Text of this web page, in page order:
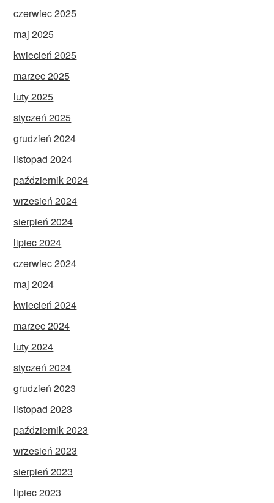
czerwiec 2025
maj 2025
kwiecień 2025
marzec 2025
luty 2025
styczeń 2025
grudzień 2024
listopad 2024
październik 2024
wrzesień 2024
sierpień 2024
lipiec 2024
czerwiec 2024
maj 2024
kwiecień 2024
marzec 2024
luty 2024
styczeń 2024
grudzień 2023
listopad 2023
październik 2023
wrzesień 2023
sierpień 2023
lipiec 2023